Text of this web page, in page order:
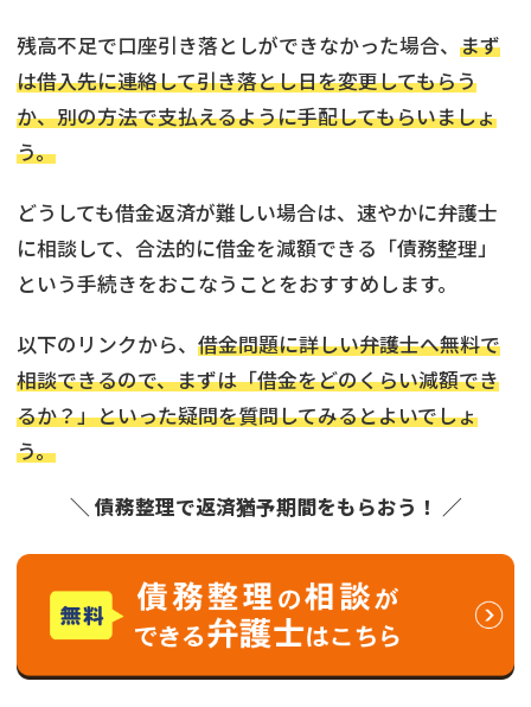
残高不足で口座引き落としができなかった場合、 まず
は借入先に連絡して引き落とし日を変更してもらう
か、別の方法で支払えるように手配してもらいましょ
う。
どうしても借金返済が難しい場合は、速やかに弁護士
に相談して、合法的に借金を減額できる「債務整理」
という手続きをおこなうことをおすすめします。
以下のリンクから、 借金問題に詳しい弁護士へ無料で
相談できるので、まずは「借金をどのくらい減額でき
るか？」といった疑問を質問してみるとよいでしょ
う。
＼ 債務整理で返済猶予期間をもらおう！ ／